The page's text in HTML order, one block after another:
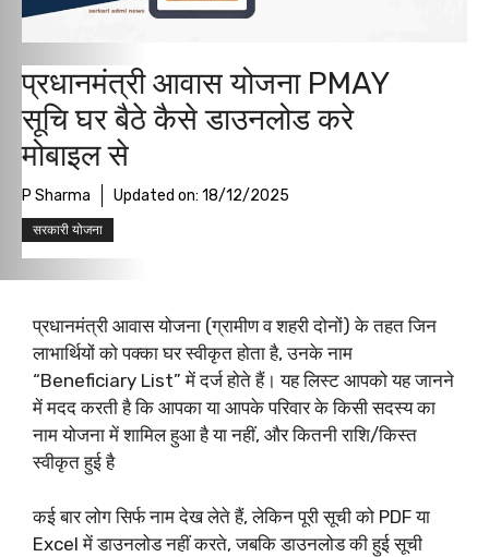
प्रधानमंत्री आवास योजना PMAY
सूचि घर बैठे कैसे डाउनलोड करे
मोबाइल से
P Sharma Updated on: 18/12/2025
सरकारी योजना
प्रधानमंत्री आवास योजना (ग्रामीण व शहरी दोनों) के तहत जिन
लाभार्थियों को पक्का घर स्वीकृत होता है, उनके नाम
“Beneficiary List” में दर्ज होते हैं। यह लिस्ट आपको यह जानने
में मदद करती है कि आपका या आपके परिवार के किसी सदस्य का
नाम योजना में शामिल हुआ है या नहीं, और कितनी राशि/किस्त
स्वीकृत हुई है​
कई बार लोग सिर्फ नाम देख लेते हैं, लेकिन पूरी सूची को PDF या
Excel में डाउनलोड नहीं करते, जबकि डाउनलोड की हुई सूची